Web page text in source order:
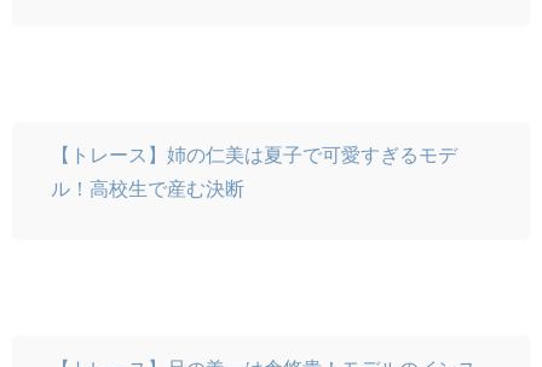
【トレース】姉の仁美は夏子で可愛すぎるモデ
ル！高校生で産む決断